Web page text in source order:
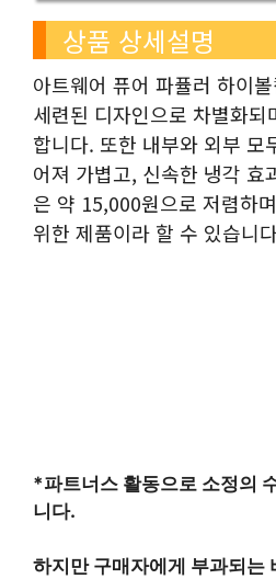
상품 상세설명
아트웨어 퓨어 파퓰러 하이
세련된 디자인으로 차별화되
합니다. 또한 내부와 외부 모
어져 가볍고, 신속한 냉각 효
은 약 15,000원으로 저렴하
위한 제품이라 할 수 있습니
*파트너스 활동으로 소정의
니다.
하지만 구매자에게 부과되는